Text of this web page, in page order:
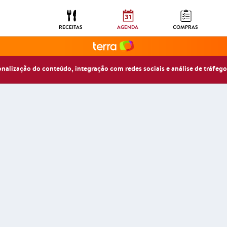
do conteúdo, integração com redes sociais e análise de
RECEITAS AGENDA COMPRAS